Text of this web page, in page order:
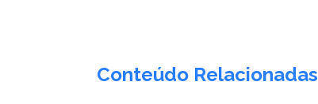
Conteúdo Relacionadas